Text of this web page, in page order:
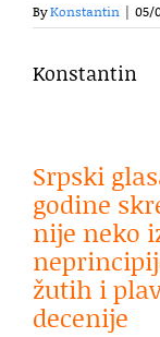
ByKonstantin 05/
Konstantin
Srpski
godine
nije neko
žutih i
decenije